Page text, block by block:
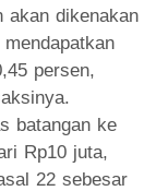
akan dikenakan
persen,
batangan ke
Rp10 juta,
22 sebesar